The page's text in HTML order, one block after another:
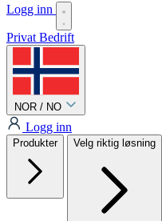
Logg inn
Privat Bedrift
NOR / NO
Logg inn
Produkter Velg riktig løsning